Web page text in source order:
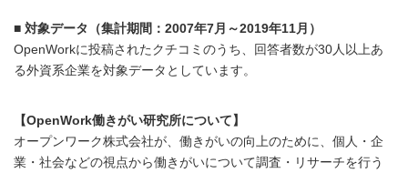
■ 対象データ（集計期間：2007年7月～2019年11月）
OpenWorkに投稿されたクチコミのうち、回答者数が30人以上あ
る外資系企業を対象データとしています。
【OpenWork働きがい研究所について】
オープンワーク株式会社が、働きがいの向上のために、個人・企
業・社会などの視点から働きがいについて調査・リサーチを行う